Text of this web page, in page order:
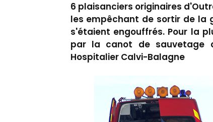
6 plaisanciers originaires
les empêchant de sortir de la
s'étaient engouffrés. Pour la
par la canot de sauvetage
Hospitalier Calvi-Balagne